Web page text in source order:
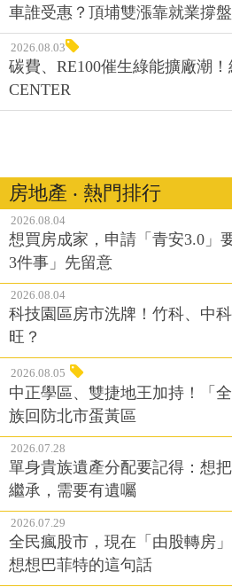
車誰受惠？頂埔雙漲靠就業撐盤
2026.08.03
碳費、RE100催生綠能擴廠潮
CENTER
房地產 ‧ 熱門排行
2026.08.04
想買房成家，申請「青安3.0」
3件事」先留意
2026.08.04
科技園區房市洗牌！竹科、中
旺？
2026.08.05
中正學區、雙捷地王加持！「
族回防北市蛋黃區
2026.07.28
單身貴族遺產分配要記得：想
繼承，需要有遺囑
2026.07.29
全民瘋股市，現在「由股轉房
想想巴菲特的這句話